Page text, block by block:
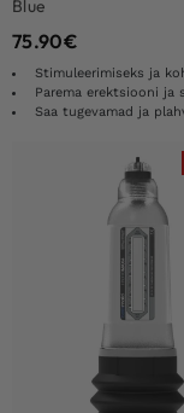
Blue
75.90€
Stimuleerimiseks ja
Parema erektsiooni ja suurema
Saa tugevamad ja plahvatuslikumad